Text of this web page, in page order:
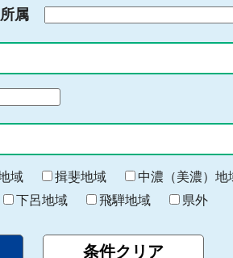
所属
域 揖斐地域 中濃（美濃）地
下呂地域 飛騨地域 県外